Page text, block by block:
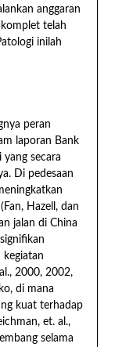
anggaran
telah
inilah
peran
laporan Bank
secara
Di pedesaan
Hazell, dan
jalan di China
2000, 2002,
di mana
kuat terhadap
et. al.,
selama